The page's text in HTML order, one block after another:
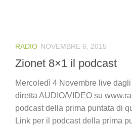
RADIO NOVEMBRE 6, 2015
Zionet 8×1 il podcast
Mercoledì 4 Novembre live
diretta AUDIO/VIDEO su
podcast della prima puntata di
Link per il podcast della prima